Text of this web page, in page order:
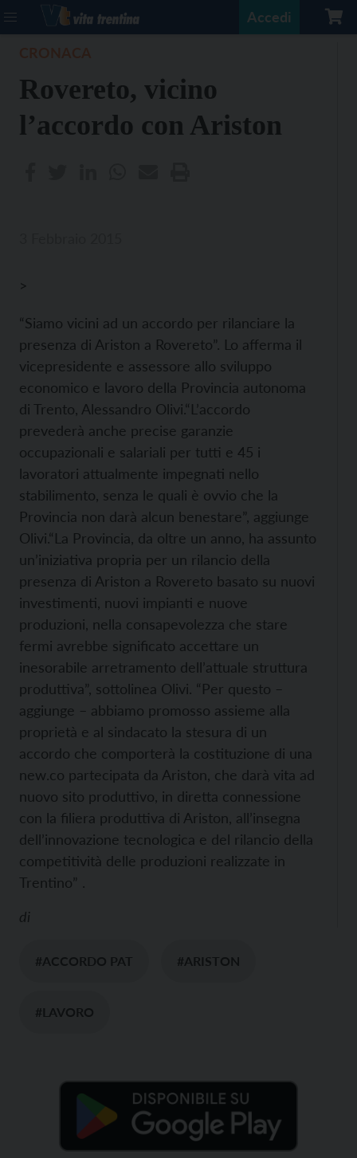
Accedi
Rovereto, vicino
l’accordo con Ariston
>
“Siamo vicini ad un accordo per rilanciare la
presenza di Ariston a Rovereto”. Lo afferma il
vicepresidente e assessore allo sviluppo
economico e lavoro della Provincia autonoma
di Trento, Alessandro Olivi.“L’accordo
prevederà anche precise garanzie
occupazionali e salariali per tutti e 45 i
lavoratori attualmente impegnati nello
stabilimento, senza le quali è ovvio che la
Provincia non darà alcun benestare”, aggiunge
Olivi.“La Provincia, da oltre un anno, ha assunto
un’iniziativa propria per un rilancio della
presenza di Ariston a Rovereto basato su nuovi
investimenti, nuovi impianti e nuove
produzioni, nella consapevolezza che stare
fermi avrebbe significato accettare un
inesorabile arretramento dell’attuale struttura
produttiva”, sottolinea Olivi. “Per questo –
aggiunge – abbiamo promosso assieme alla
proprietà e al sindacato la stesura di un
accordo che comporterà la costituzione di una
new.co partecipata da Ariston, che darà vita ad
nuovo sito produttivo, in diretta connessione
con la filiera produttiva di Ariston, all’insegna
dell’innovazione tecnologica e del rilancio della
competitività delle produzioni realizzate in
Trentino” .
di
#ACCORDO PAT #ARISTON
#LAVORO